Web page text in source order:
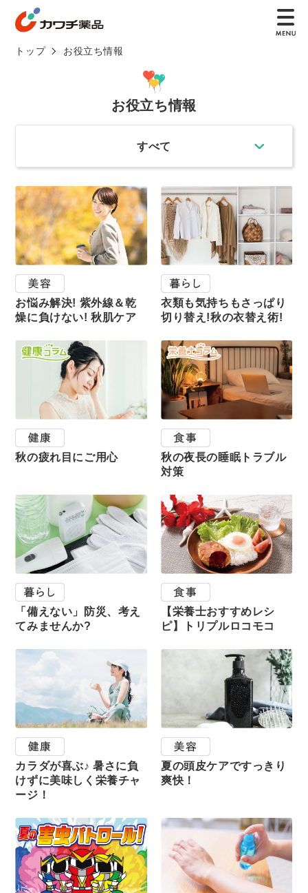
トップ お役立ち情報
お役立ち情報
すべて
お悩み解決! 紫外線＆乾
燥に負けない! 秋肌ケア
衣類も気持ちもさっぱり
切り替え!秋の衣替え術!
秋の疲れ目にご用心
秋の夜長の睡眠トラブル
対策
「備えない」防災、考え
てみませんか?
【栄養士おすすめレシ
ピ】トリプルロコモコ
カラダが喜ぶ♪ 暑さに負
けずに美味しく栄養チャ
ージ！
夏の頭皮ケアですっきり
爽快！